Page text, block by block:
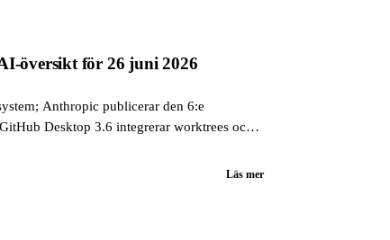
översikt för 26 juni 2026
Anthropic publicerar den 6:e
Desktop 3.6 integrerar worktrees och
Läs mer